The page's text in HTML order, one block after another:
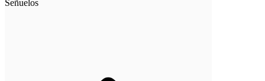
Señuelos